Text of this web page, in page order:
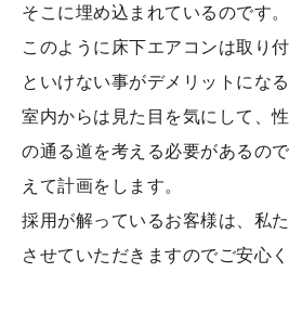
そこに埋め込まれているのです。
このように床下エアコンは取り
といけない事がデメリットにな
室内からは見た目を気にして、
の通る道を考える必要があるの
えて計画をします。
採用が解っているお客様は、私
させていただきますのでご安心く